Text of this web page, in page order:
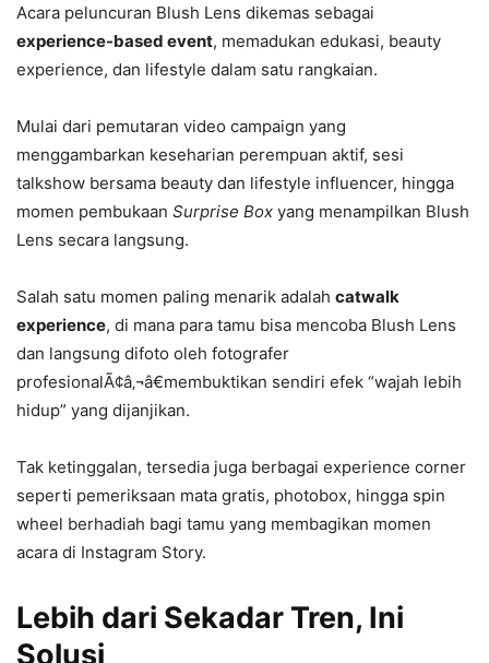
Acara peluncuran Blush Lens dikemas sebagai
experience-based event, memadukan edukasi, beauty
experience, dan lifestyle dalam satu rangkaian.
Mulai dari pemutaran video campaign yang
menggambarkan keseharian perempuan aktif, sesi
talkshow bersama beauty dan lifestyle influencer, hingga
momen pembukaan Surprise Box yang menampilkan Blush
Lens secara langsung.
Salah satu momen paling menarik adalah catwalk
experience, di mana para tamu bisa mencoba Blush Lens
dan langsung difoto oleh fotografer
profesionalÃ¢â‚¬â€membuktikan sendiri efek “wajah lebih
hidup” yang dijanjikan.
Tak ketinggalan, tersedia juga berbagai experience corner
seperti pemeriksaan mata gratis, photobox, hingga spin
wheel berhadiah bagi tamu yang membagikan momen
acara di Instagram Story.
Lebih dari Sekadar Tren, Ini
Solusi